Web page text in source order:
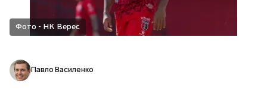
Фото - НК Верес
Павло Василенко